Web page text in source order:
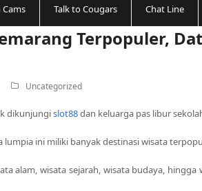
Talk to Cougars Chat Line
Terpopuler,
Uncategorized
dikunjungislot88dan keluarga pas libur
ini miliki banyak destinasi wisata
alam, wisata sejarah, wisata budaya,